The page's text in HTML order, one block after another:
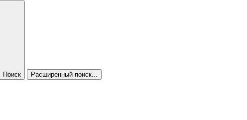
Поиск Расширенный поиск...